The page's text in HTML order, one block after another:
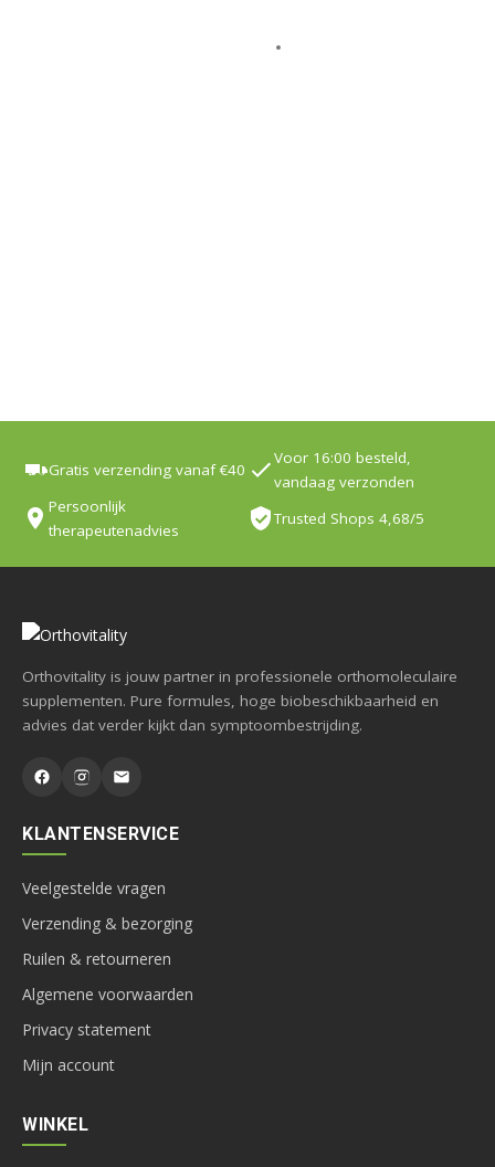
Gratis verzending vanaf €40
Voor 16:00 besteld,
vandaag verzonden
Persoonlijk
therapeutenadvies
Trusted Shops 4,68/5
Orthovitality is jouw partner in professionele orthomoleculaire
supplementen. Pure formules, hoge biobeschikbaarheid en
advies dat verder kijkt dan symptoombestrijding.
KLANTENSERVICE
Veelgestelde vragen
Verzending & bezorging
Ruilen & retourneren
Algemene voorwaarden
Privacy statement
Mijn account
WINKEL